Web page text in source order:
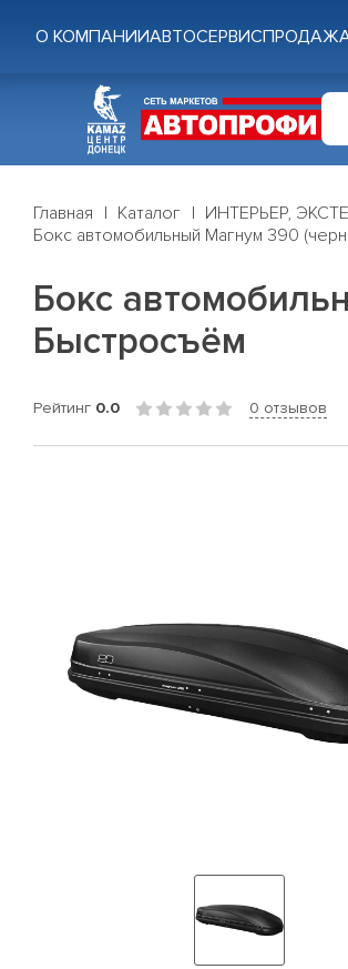
О КОМПАНИИАВТОСЕРВИС
Главная Каталог ИНТЕРЬЕР,
Бокс автомобильный Магнум 390
Бокс
Быстросъём
Рейтинг 0.0 0 отзывов